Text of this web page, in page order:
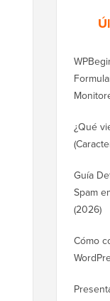
¿Qué
Guía
Spam
(2026)
Cómo